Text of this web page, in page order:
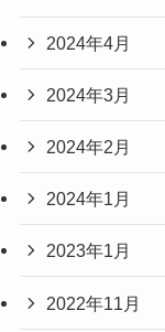
2024年4月
2024年3月
2024年2月
2024年1月
2023年1月
2022年11月